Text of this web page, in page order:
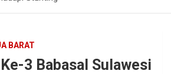
BARAT
3 Babasal Sulawesi